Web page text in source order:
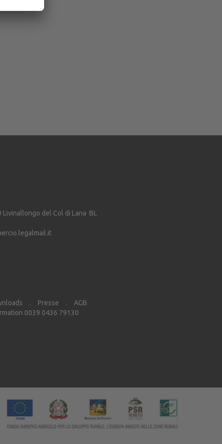
Livinallongo del Col di Lana BL
Presse
AGB
0039 0436 79130